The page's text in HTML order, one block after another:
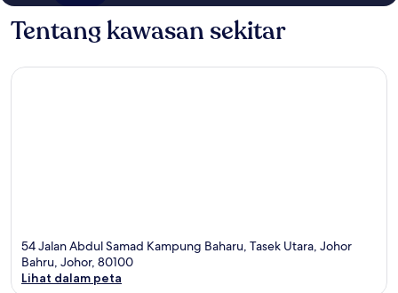
Tentang kawasan sekitar
54 Jalan Abdul Samad Kampung Baharu, Tasek Utara, Johor
Bahru, Johor, 80100
Lihat dalam peta